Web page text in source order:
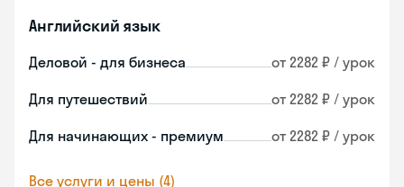
Английский язык
Деловой - для бизнеса от 2282 ₽ / урок
Для путешествий от 2282 ₽ / урок
Для начинающих - премиум от 2282 ₽ / урок
Все услуги и цены (4)